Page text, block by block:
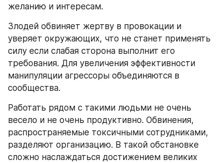
желанию и интересам.
Злодей обвиняет жертву в провокации и
уверяет окружающих, что не станет применять
силу если слабая сторона выполнит его
требования. Для увеличения эффективности
манипуляции агрессоры объединяются в
сообщества.
Работать рядом с такими людьми не очень
весело и не очень продуктивно. Обвинения,
распространяемые токсичными сотрудниками,
разделяют организацию. В такой обстановке
сложно наслаждаться достижением великих